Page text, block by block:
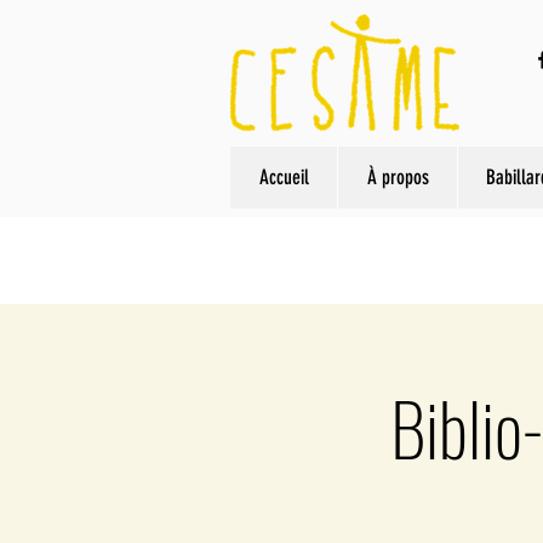
Accueil À propos